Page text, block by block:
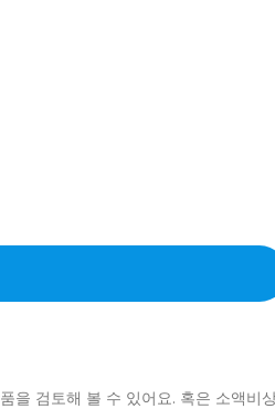
을 검토해 볼 수 있어요. 혹은 소액비